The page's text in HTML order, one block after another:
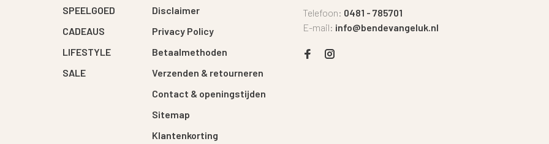
SPEELGOED
CADEAUS
LIFESTYLE
SALE
Disclaimer
Privacy Policy
Betaalmethoden
Verzenden & retourneren
Contact & openingstijden
Sitemap
Klantenkorting
Telefoon: 0481 - 785701
E-mail: info@bendevangeluk.nl